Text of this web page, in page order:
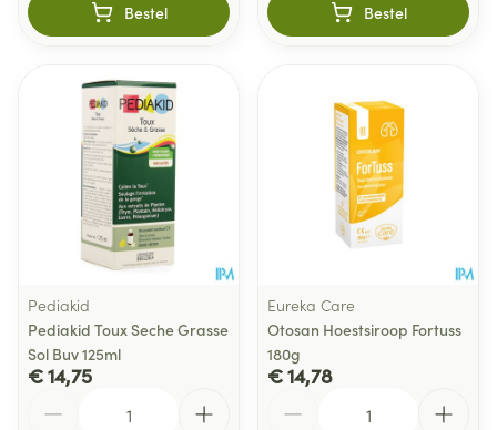
Bestel Bestel
Pediakid
Pediakid Toux Seche Grasse
Sol Buv 125ml
€ 14,75
Eureka Care
Otosan Hoestsiroop Fortuss
180g
€ 14,78